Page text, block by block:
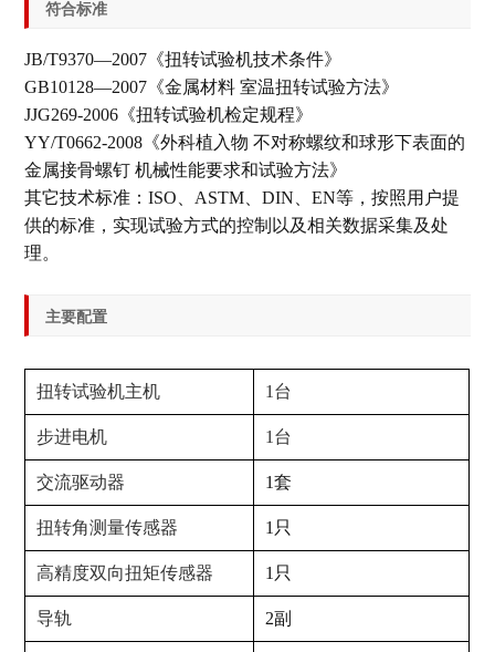
符合标准
JB/T9370—2007《扭转试验机技术条件》
GB10128—2007《金属材料 室温扭转试验方法》
JJG269-2006《扭转试验机检定规程》
YY/T0662-2008《外科植入物 不对称螺纹和球形下表面的
金属接骨螺钉 机械性能要求和试验方法》
其它技术标准：ISO、ASTM、DIN、EN等，按照用户提
供的标准，实现试验方式的控制以及相关数据采集及处
理。
主要配置
扭转试验机主机 1台
步进电机 1台
交流驱动器 1套
扭转角测量传感器 1只
高精度双向扭矩传感器 1只
导轨 2副